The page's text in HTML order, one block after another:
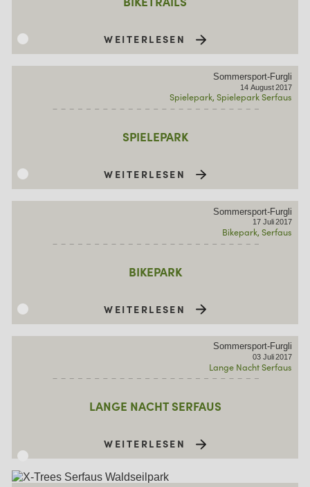
WEITERLESEN
Sommersport-Furgli
14 August 2017
Spielepark Spielepark Serfaus
SPIELEPARK
WEITERLESEN
Sommersport-Furgli
17 Juli 2017
Bikepark Serfaus
BIKEPARK
WEITERLESEN
Sommersport-Furgli
03 Juli 2017
Lange Nacht Serfaus
LANGE NACHT SERFAUS
WEITERLESEN